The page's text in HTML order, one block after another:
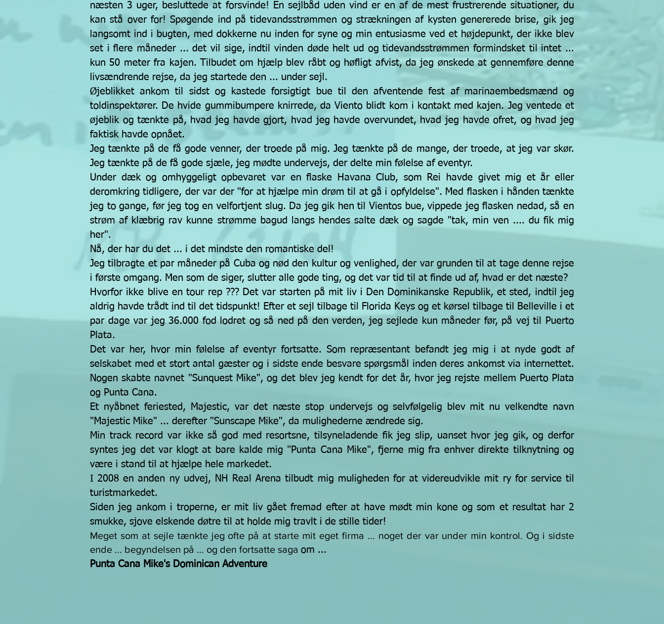
næsten 3 uger, besluttede at forsvinde! En sejlbåd uden vind er en af de mest frustrerende situationer, du
kan stå over for! Spøgende ind på tidevandsstrømmen og strækningen af kysten genererede brise, gik jeg
langsomt ind i bugten, med dokkerne nu inden for syne og min entusiasme ved et højdepunkt, der ikke blev
set i flere måneder ... det vil sige, indtil vinden døde helt ud og tidevandsstrømmen formindsket til intet ...
kun 50 meter fra kajen. Tilbudet om hjælp blev råbt og høfligt afvist, da jeg ønskede at gennemføre denne
livsændrende rejse, da jeg startede den ... under sejl.
Øjeblikket ankom til sidst og kastede forsigtigt bue til den afventende fest af marinaembedsmænd og
toldinspektører. De hvide gummibumpere knirrede, da Viento blidt kom i kontakt med kajen. Jeg ventede et
øjeblik og tænkte på, hvad jeg havde gjort, hvad jeg havde overvundet, hvad jeg havde ofret, og hvad jeg
faktisk havde opnået.
Jeg tænkte på de få gode venner, der troede på mig. Jeg tænkte på de mange, der troede, at jeg var skør.
Jeg tænkte på de få gode sjæle, jeg mødte undervejs, der delte min følelse af eventyr.
Under dæk og omhyggeligt opbevaret var en flaske Havana Club, som Rei havde givet mig et år eller
deromkring tidligere, der var der "for at hjælpe min drøm til at gå i opfyldelse". Med flasken i hånden tænkte
jeg to gange, før jeg tog en velfortjent slug. Da jeg gik hen til Vientos bue, vippede jeg flasken nedad, så en
strøm af klæbrig rav kunne strømme bagud langs hendes salte dæk og sagde "tak, min ven .... du fik mig
her".
Nå, der har du det ... i det mindste den romantiske del!
Jeg tilbragte et par måneder på Cuba og nød den kultur og venlighed, der var grunden til at tage denne rejse
i første omgang. Men som de siger, slutter alle gode ting, og det var tid til at finde ud af, hvad er det næste?
Hvorfor ikke blive en tour rep ??? Det var starten på mit liv i Den Dominikanske Republik, et sted, indtil jeg
aldrig havde trådt ind til det tidspunkt! Efter et sejl tilbage til Florida Keys og et kørsel tilbage til Belleville i et
par dage var jeg 36.000 fod lodret og så ned på den verden, jeg sejlede kun måneder før, på vej til Puerto
Plata.
Det var her, hvor min følelse af eventyr fortsatte. Som repræsentant befandt jeg mig i at nyde godt af
selskabet med et stort antal gæster og i sidste ende besvare spørgsmål inden deres ankomst via internettet.
Nogen skabte navnet "Sunquest Mike", og det blev jeg kendt for det år, hvor jeg rejste mellem Puerto Plata
og Punta Cana.
Et nyåbnet feriested, Majestic, var det næste stop undervejs og selvfølgelig blev mit nu velkendte navn
"Majestic Mike" ... derefter "Sunscape Mike", da mulighederne ændrede sig.
Min track record var ikke så god med resortsne, tilsyneladende fik jeg slip, uanset hvor jeg gik, og derfor
syntes jeg det var klogt at bare kalde mig "Punta Cana Mike", fjerne mig fra enhver direkte tilknytning og
være i stand til at hjælpe hele markedet.
I 2008 en anden ny udvej, NH Real Arena tilbudt mig muligheden for at videreudvikle mit ry for service til
turistmarkedet.
Siden jeg ankom i troperne, er mit liv gået fremad efter at have mødt min kone og som et resultat har 2
smukke, sjove elskende døtre til at holde mig travlt i de stille tider!
Meget som at sejle tænkte jeg ofte på at starte mit eget firma ... noget der var under min kontrol. Og i sidste
ende ... begyndelsen på ... og den fortsatte saga om ...
Punta Cana Mike's Dominican Adventure